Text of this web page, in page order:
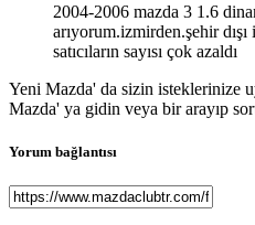
2004-2006 mazda 3 1.6
arıyorum.izmirden.şehir
satıcıların sayısı çok azaldı
Yeni Mazda' da sizin isteklerinize
Mazda' ya gidin veya bir arayıp
Yorum bağlantısı